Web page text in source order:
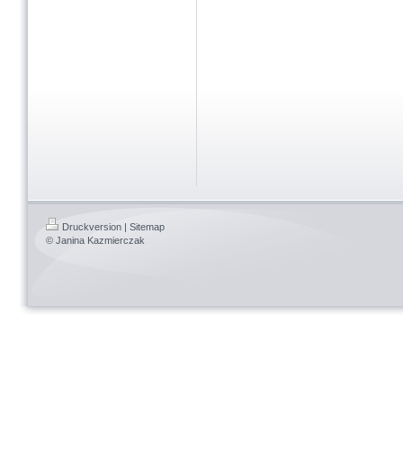
Druckversion | Sitemap
© Janina Kazmierczak